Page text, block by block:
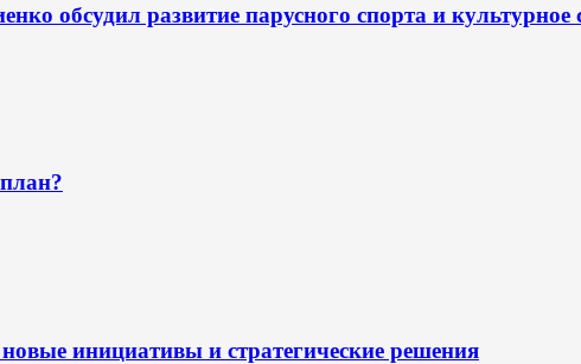
обсудил развитие парусного спорта и культурное
инициативы и стратегические решения